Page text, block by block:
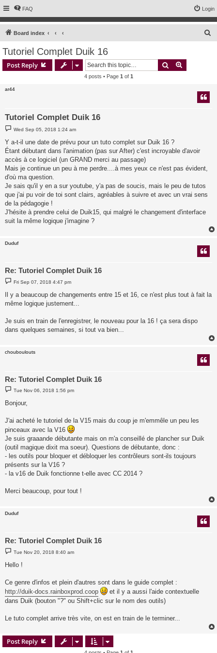
FAQ Login
Board index
Tutoriel Complet Duik 16
Post Reply Search
4 posts • Page 1 of 1
ar44
Tutoriel Complet Duik 16
P
o
t
Wed Sep 05, 2018 1:24 am
Y a-t-il une date de prévu pour un tuto complet sur Duik 16 ?
Étant débutant dans l'animation (pas sur After) c'est incroyable d'avoir
accès à ce logiciel (un GRAND merci au passage)
Mais je continue un peu à me perdre....à mes yeux ce n'est pas évident,
d'où ma question.
Je sais qu'il y en a sur youtube, y'a pas de soucis, mais le peu de tutos
que j'ai pu voir de toi sont clairs, agréables à suivre et avec un vrai sens
de la pédagogie !
J'hésite à prendre celui de Duik15, qui malgré le changement d'interface
suit la même logique j'imagine ?
Duduf
Re: Tutoriel Complet Duik 16
P
o
t
Fri Sep 07, 2018 4:47 pm
Il y a beaucoup de changements entre 15 et 16, ce n'est plus tout à fait la
même logique justement...
Je suis en train de l'enregistrer, le nouveau pour la 16 ! ça sera dispo
dans quelques semaines, si tout va bien...
chouboulouts
Re: Tutoriel Complet Duik 16
P
o
t
Tue Nov 06, 2018 1:56 pm
Bonjour,
J'ai acheté le tutoriel de la V15 mais du coup je m'emmêle un peu les
pinceaux avec la V16
Je suis graaande débutante mais on m'a conseillé de plancher sur Duik
(outil magique dixit ma soeur). Questions de débutante, donc :
- les outils pour bloquer et débloquer les contrôleurs sont-ils toujours
présents sur la V16 ?
- la v16 de Duik fonctionne t-elle avec CC 2014 ?
Merci beaucoup, pour tout !
Duduf
Re: Tutoriel Complet Duik 16
P
o
s
t
Tue Nov 20, 2018 8:40 am
Hello !
Ce genre d'infos et plein d'autres sont dans le guide complet :
http://duik-docs.rainboxprod.coop
et il y a aussi l'aide contextuelle
dans Duik (bouton "?" ou Shift+clic sur le nom des outils)
Le tuto complet arrive très vite, on est en train de le terminer...
Post Reply